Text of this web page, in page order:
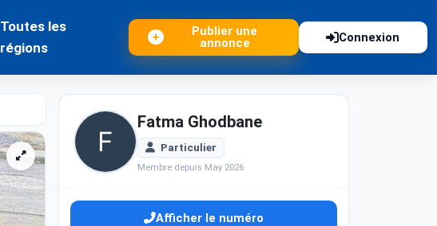
Toutes les
régions
Publier une
annonce
Connexion
Fatma Ghodbane
Particulier
Membre depuis May 2026
Afficher le numéro